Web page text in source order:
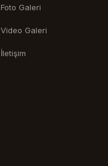
Foto Galeri
Video Galeri
İletişim